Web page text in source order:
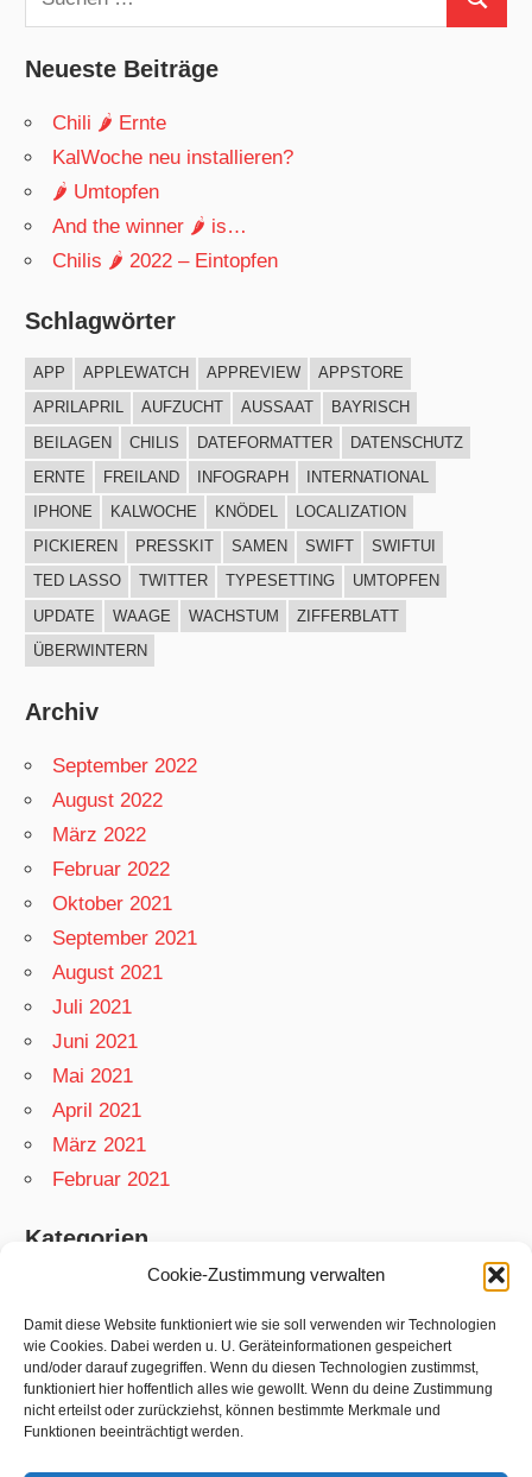
Cookie-Zustimmung verwalten
Damit diese Website funktioniert wie sie soll verwenden wir Technologien
wie Cookies. Dabei werden u. U. Geräteinformationen gespeichert
und/oder darauf zugegriffen. Wenn du diesen Technologien zustimmst,
funktioniert hier hoffentlich alles wie gewollt. Wenn du deine Zustimmung
nicht erteilst oder zurückziehst, können bestimmte Merkmale und
Funktionen beeinträchtigt werden.
nach:
Suchen
Neueste Beiträge
Chili 🌶 Ernte
KalWoche neu installieren?
🌶 Umtopfen
And the winner 🌶 is…
Chilis 🌶 2022 – Eintopfen
Schlagwörter
APP APPLEWATCH APPREVIEW
APPSTORE
APRILAPRIL
AUFZUCHT AUSSAAT
BAYRISCH
BEILAGEN
CHILIS DATEFORMATTER
DATENSCHUTZ
ERNTE
FREILAND INFOGRAPH
INTERNATIONAL
IPHONE
KALWOCHE KNÖDEL
LOCALIZATION
PICKIEREN
PRESSKIT SAMEN SWIFT
SWIFTUI
TED LASSO
TWITTER TYPESETTING
UMTOPFEN
UPDATE
WAAGE WACHSTUM
ZIFFERBLATT
ÜBERWINTERN
Archiv
September 2022
August 2022
März 2022
Februar 2022
Oktober 2021
September 2021
August 2021
Juli 2021
Juni 2021
Mai 2021
April 2021
März 2021
Februar 2021
Kategorien
Garten
Matthias
Netzwelt
Rezepte